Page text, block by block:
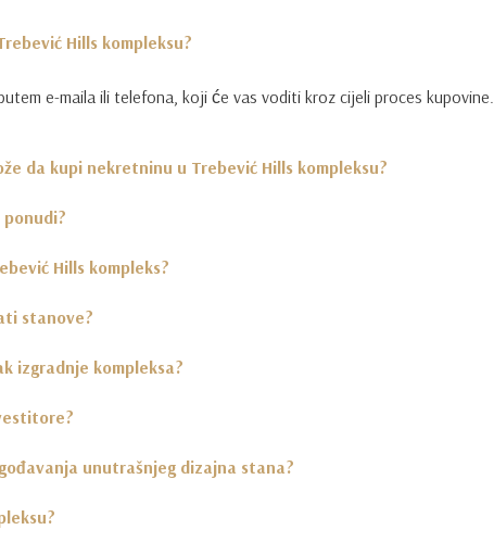
Hills kompleksu?
e-maila ili telefona, koji će vas voditi kroz cijeli proces kupovine.
da kupi nekretninu u Trebević Hills kompleksu?
Hills kompleks?
stanove?
izgradnje kompleksa?
unutrašnjeg dizajna stana?